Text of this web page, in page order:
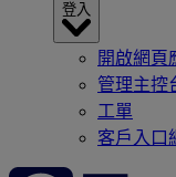
登入
開啟網頁
管理主控
工單
客戶入口